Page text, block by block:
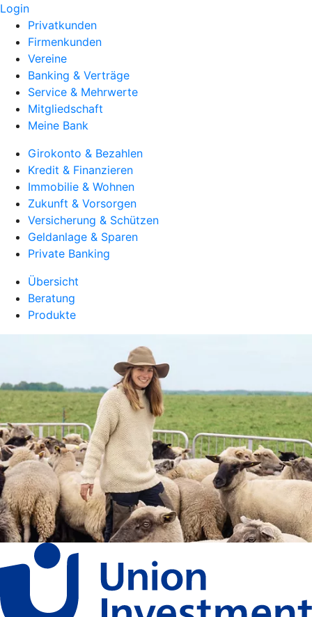
Login
Privatkunden
Firmenkunden
Vereine
Banking & Verträge
Service & Mehrwerte
Mitgliedschaft
Meine Bank
Girokonto & Bezahlen
Kredit & Finanzieren
Immobilie & Wohnen
Zukunft & Vorsorgen
Versicherung & Schützen
Geldanlage & Sparen
Private Banking
Übersicht
Beratung
Produkte